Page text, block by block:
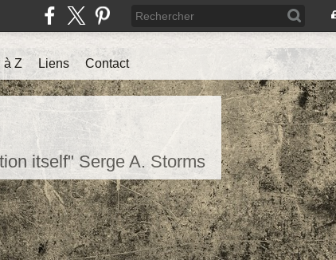
itself" Serge A. Storms
à Z Liens Contact